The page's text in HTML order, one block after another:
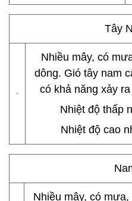
Tây
Nhiều mây, có
dông. Gió tây nam
có khả năng xảy
Nhiệt độ thấp
Nhiệt độ cao
Nhiều mây, có